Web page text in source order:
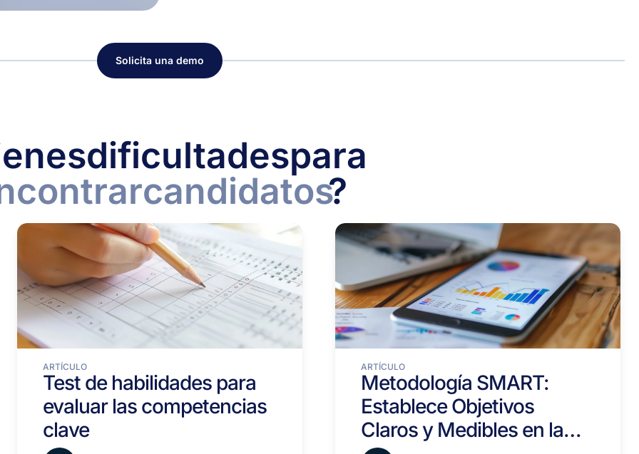
Solicita una demo
dificultadespara
candidatos?
ARTÍCULO
Test de habilidades para
evaluar las competencias
clave
ARTÍCULO
Metodología SMART:
Establece Objetivos
Claros y Medibles en la